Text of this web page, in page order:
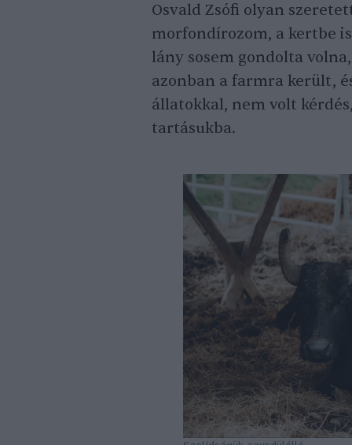
Osvald Zsófi olyan
morfondírozom, a kertbe
lány sosem gondolta
azonban a farmra került,
állatokkal, nem volt
tartásukba.